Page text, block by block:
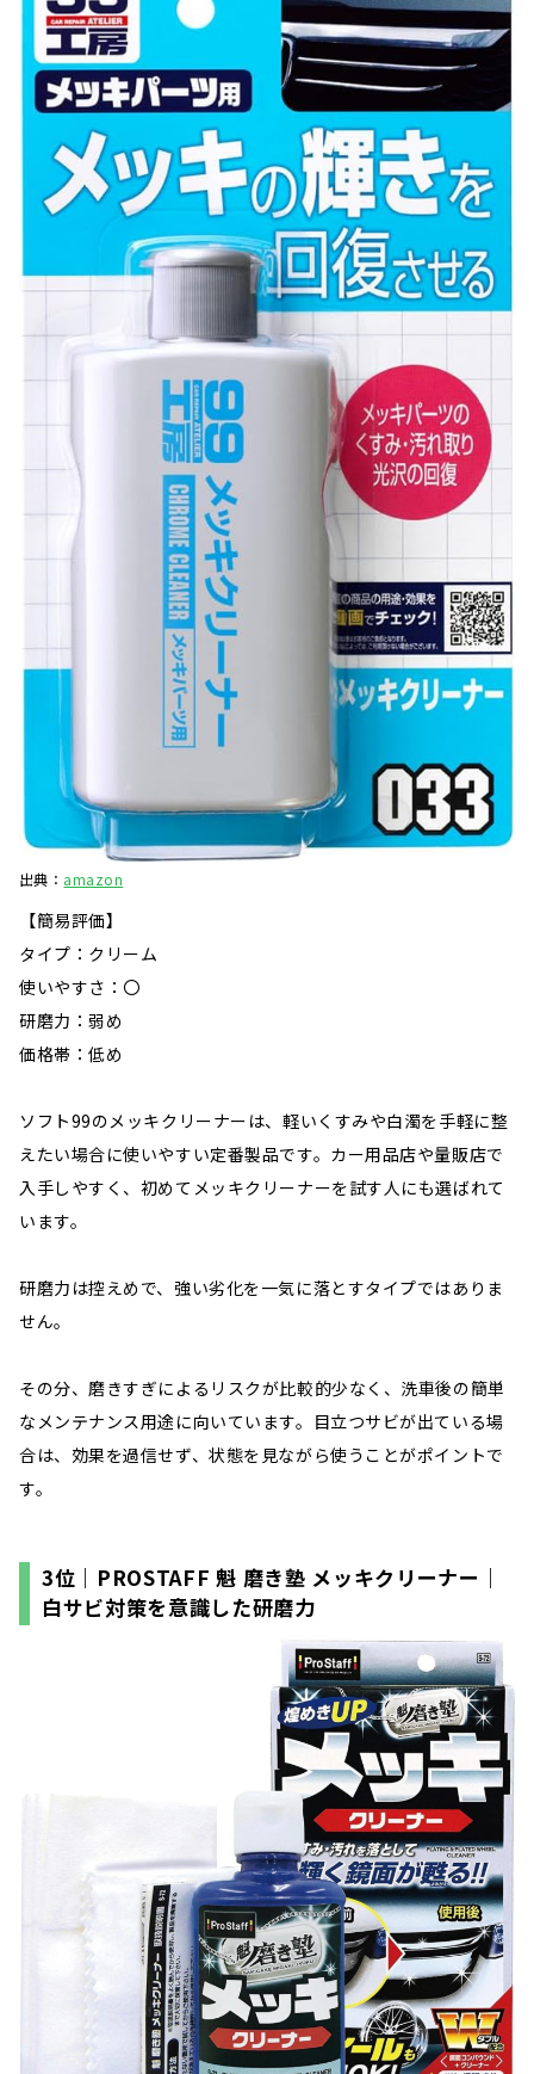
出典： amazon
【簡易評価】
タイプ：クリーム
使いやすさ：〇
研磨力：弱め
価格帯：低め
ソフト99のメッキクリーナーは、軽いくすみや白濁を手軽に整
えたい場合に使いやすい定番製品です。カー用品店や量販店で
入手しやすく、初めてメッキクリーナーを試す人にも選ばれて
います。
研磨力は控えめで、強い劣化を一気に落とすタイプではありま
せん。
その分、磨きすぎによるリスクが比較的少なく、洗車後の簡単
なメンテナンス用途に向いています。目立つサビが出ている場
合は、効果を過信せず、状態を見ながら使うことがポイントで
す。
3位｜PROSTAFF 魁 磨き塾 メッキクリーナー｜
白サビ対策を意識した研磨力